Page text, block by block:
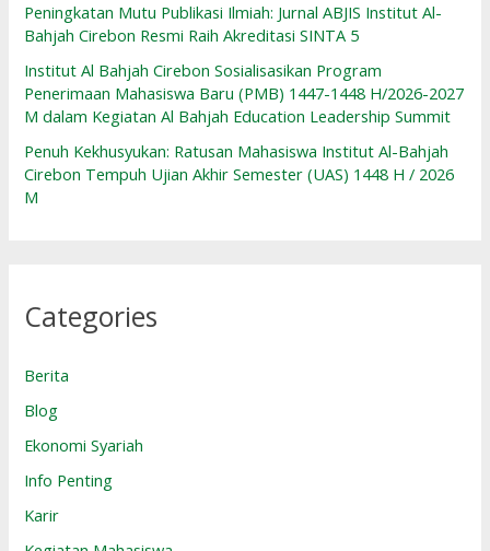
Peningkatan Mutu Publikasi Ilmiah: Jurnal ABJIS Institut Al-
Bahjah Cirebon Resmi Raih Akreditasi SINTA 5
Institut Al Bahjah Cirebon Sosialisasikan Program
Penerimaan Mahasiswa Baru (PMB) 1447-1448 H/2026-2027
M dalam Kegiatan Al Bahjah Education Leadership Summit
Penuh Kekhusyukan: Ratusan Mahasiswa Institut Al-Bahjah
Cirebon Tempuh Ujian Akhir Semester (UAS) 1448 H / 2026
M
Categories
Berita
Blog
Ekonomi Syariah
Info Penting
Karir